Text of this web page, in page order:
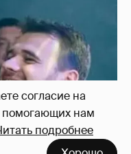
согласие на
помогающих нам
подробнее